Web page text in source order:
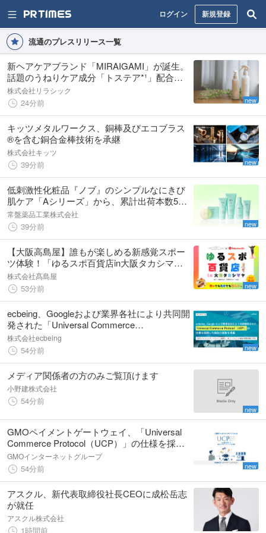
ログイン 新規登録
流通のプレスリリース一覧
新ヘアケアブランド「MIRAIGAMI」が誕生。
話題のうねりケア成分「トステア*¹」配合の
アウトバストリートメントを発売
株式会社リラシック
24分前 new
キッツメタルワークス、銅棒及びエコブラス
®を含む銅合金棒技術を承継
株式会社キッツ
39分前 new
低刺激性化粧品『ノブ』のシンプルなにきび
肌ケア「Aシリーズ」から、累計出荷本数500
万個※突破の人気洗顔料「アクネフォーム」の
新サイズ発売
常盤薬品工業株式会社
39分前 new
【大阪高島屋】誰もが楽しめる新感覚スポー
ツ体験！「ゆるスポ百貨店in大阪タカシマ
ヤ」
株式会社髙島屋
53分前 new
ecbeing、Googleおよび業界各社により共同開
発された「Universal Commerce
Protocol（UCP）」の仕様を採用した独自の
実装を推進
株式会社ecbeing
54分前 new
メディア関係者の方のみご覧頂けます
小野建株式会社
54分前
new
GMOペイメントゲートウェイ、「Universal
Commerce Protocol（UCP）」の仕様を採用
した独自の決済ソリューションを構築
GMOインターネットグループ
54分前 new
アスクル、新代表取締役社長CEOに成松岳志
が就任
アスクル株式会社
1時間前